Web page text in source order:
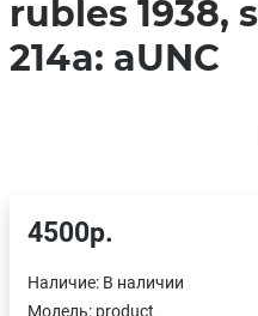
rubles 1938,
214a: aUNC
4500р.
Наличие: В наличии
Модель: product